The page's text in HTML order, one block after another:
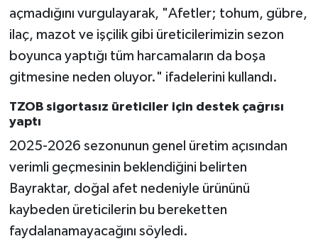
açmadığını vurgulayarak, "Afetler; tohum, gübre,
ilaç, mazot ve işçilik gibi üreticilerimizin sezon
boyunca yaptığı tüm harcamaların da boşa
gitmesine neden oluyor." ifadelerini kullandı.
TZOB sigortasız üreticiler için destek çağrısı
yaptı
2025-2026 sezonunun genel üretim açısından
verimli geçmesinin beklendiğini belirten
Bayraktar, doğal afet nedeniyle ürününü
kaybeden üreticilerin bu bereketten
faydalanamayacağını söyledi.